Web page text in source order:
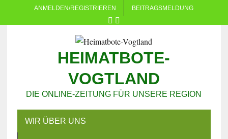
ANMELDEN/REGISTRIEREN BEITRAGSMELDUNG
HEIMATBOTE-
VOGTLAND
DIE ONLINE-ZEITUNG FÜR UNSERE REGION
WIR ÜBER UNS